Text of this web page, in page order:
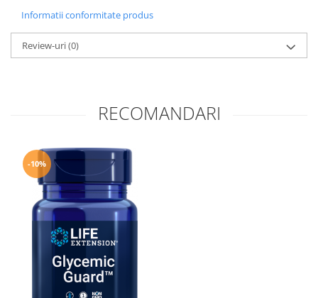
Informatii conformitate produs
Review-uri(0)
RECOMANDARI
-10%